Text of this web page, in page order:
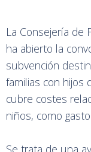
La Consejería de
ha abierto la
subvención
familias con hijos
cubre costes
niños, como
Se trata de una